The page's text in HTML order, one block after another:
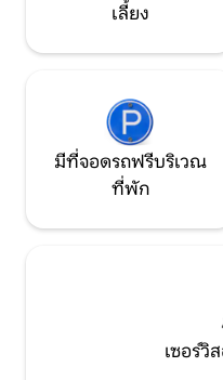
เลี้ยง
มีที่จอดรถฟรีบริเวณ
ที่พัก
เซอร์วิ